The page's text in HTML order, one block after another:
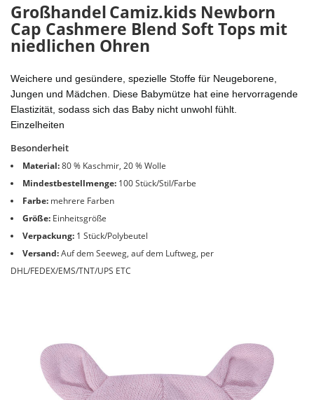
GroßhandelCamiz.kids Newborn
Cap Cashmere Blend Soft Tops mit
niedlichen Ohren
Weichere und gesündere, spezielle Stoffe für Neugeborene,
Jungen und Mädchen. Diese Babymütze hat eine hervorragende
Elastizität, sodass sich das Baby nicht unwohl fühlt.
Einzelheiten
Besonderheit
Material:80 % Kaschmir, 20 % Wolle
Mindestbestellmenge: 100 Stück/Stil/Farbe
Farbe: mehrere Farben
Größe: Einheitsgröße
Verpackung: 1 Stück/Polybeutel
Versand:Auf dem Seeweg, auf dem Luftweg, per
DHL/FEDEX/EMS/TNT/UPS ETC